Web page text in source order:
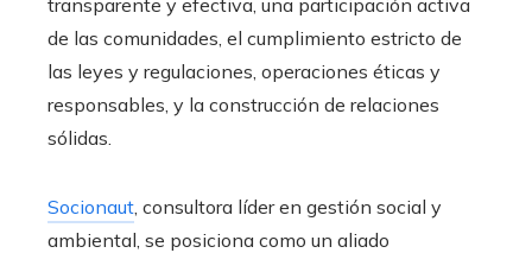
de las comunidades, el cumplimiento estricto de
las leyes y regulaciones, operaciones éticas y
responsables, y la construcción de relaciones
sólidas.
Socionaut , consultora líder en gestión social y
ambiental, se posiciona como un aliado